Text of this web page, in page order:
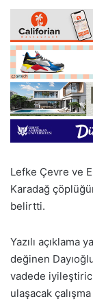
Lefke Çevre ve
Karadağ
belirtti.
Yazılı açıklama
değinen
vadede
ulaşacak